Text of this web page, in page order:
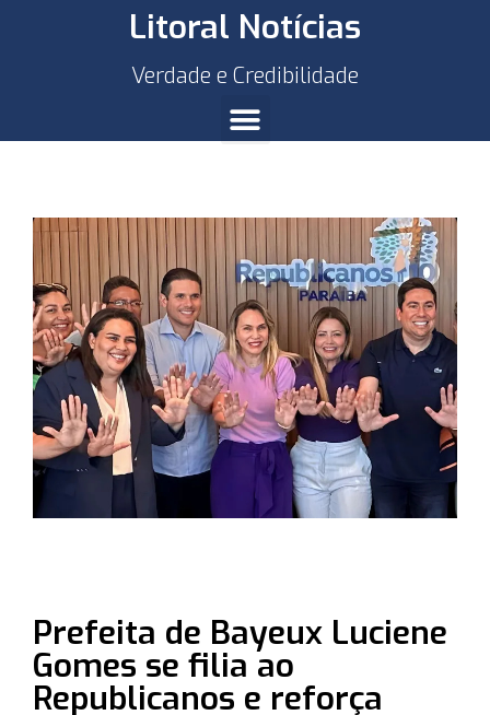
Litoral Notícias
Verdade e Credibilidade
Prefeita de Bayeux Luciene
Gomes se filia ao
Republicanos e reforça